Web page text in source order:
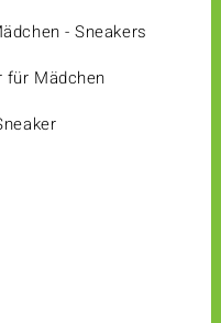
- Sneakers
für Mädchen